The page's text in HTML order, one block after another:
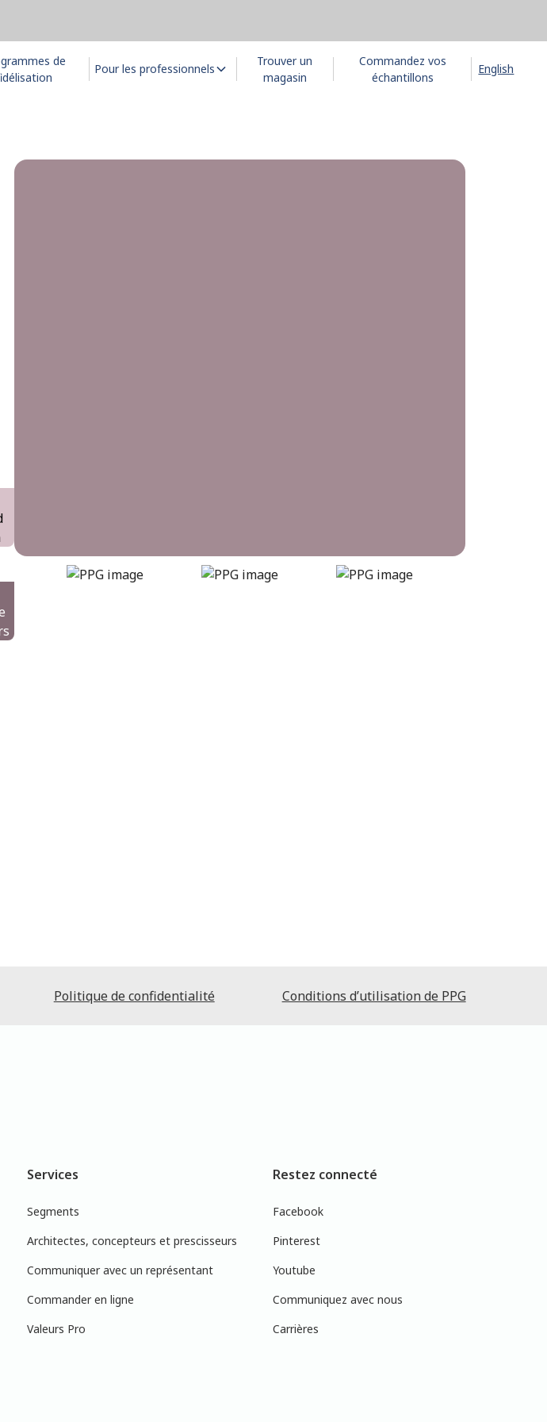
de
Pour les professionnels
Trouver un
magasin
Commandez vos
échantillons
English
gothic-amethyst
Politique de confidentialité Conditions d’utilisation de PPG
Services
Segments
Architectes, concepteurs et prescisseurs
Communiquer avec un représentant
Commander en ligne
Valeurs Pro
Restez connecté
Facebook
Pinterest
Youtube
Communiquez avec nous
Carrières